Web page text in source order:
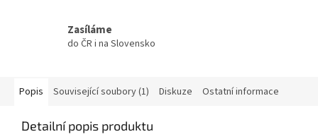
Zasíláme
do ČR i na Slovensko
Popis Související soubory (1) Diskuze Ostatní informace
Detailní popis produktu